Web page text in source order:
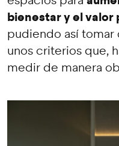
bienestar y el valor
pudiendo así
unos criterios que,
medir de manera